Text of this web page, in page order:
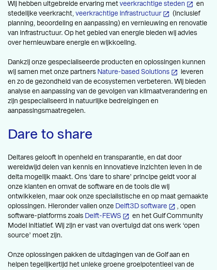
Wij hebben uitgebreide ervaring met veerkrachtige steden
en
stedelijke veerkracht, veerkrachtige infrastructuur
(inclusief
planning, beoordeling en aanpassing) en vernieuwing en renovatie
van infrastructuur. Op het gebied van energie bieden wij advies
over hernieuwbare energie en wijkkoeling.
Dankzij onze gespecialiseerde producten en oplossingen kunnen
wij samen met onze partners Nature-based Solutions
leveren
en zo de gezondheid van de ecosystemen verbeteren. Wij bieden
analyse en aanpassing van de gevolgen van klimaatverandering en
zijn gespecialiseerd in natuurlijke bedreigingen en
aanpassingsmaatregelen.
Dare to share
Deltares gelooft in openheid en transparantie, en dat door
wereldwijd delen van kennis en innovatieve inzichten leven in de
delta mogelijk maakt. Ons ‘dare to share’ principe geldt voor al
onze klanten en omvat de software en de tools die wij
ontwikkelen, maar ook onze specialistische en op maat gemaakte
oplossingen. Hieronder vallen onze Delft3D software
, open
software-platforms zoals Delft-FEWS
en het Gulf Community
Model initiatief. Wij zijn er vast van overtuigd dat ons werk ‘open
source’ moet zijn.
Onze oplossingen pakken de uitdagingen van de Golf aan en
helpen tegelijkertijd het unieke groene groeipotentieel van de